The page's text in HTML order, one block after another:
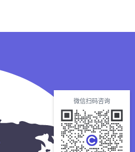
微信扫码咨询